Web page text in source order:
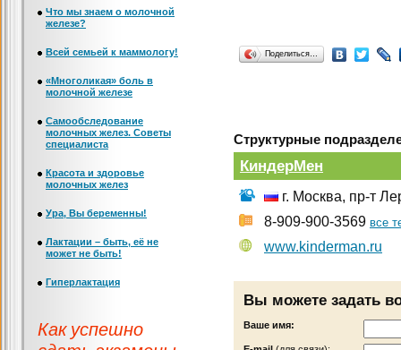
Поделиться…
Структурные
КиндерМен
г. Москва, пр-т
8-909-900-3569 все
www.kinderman.ru
Вы можете задать
Ваше имя:
Что мы знаем о молочной
железе?
Всей семьей к маммологу!
«Многоликая» боль в
молочной железе
Самообследование
молочных желез. Советы
специалиста
Красота и здоровье
молочных желез
Ура, Вы беременны!
Лактации – быть, её не
может не быть!
Гиперлактация
Как успешно